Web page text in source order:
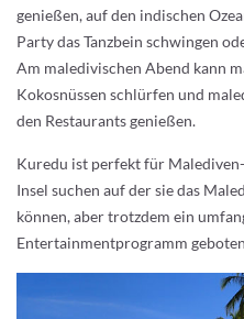
genießen, auf den indischen
Party das Tanzbein schwingen
Am maledivischen Abend kann
Kokosnüssen schlürfen und
den Restaurants genießen.
Kuredu ist perfekt für
Insel suchen auf der sie das
können, aber trotzdem ein
Entertainmentprogramm